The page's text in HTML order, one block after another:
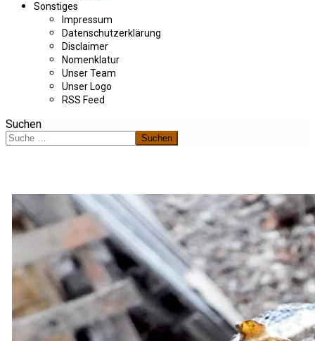
Sonstiges
Impressum
Datenschutzerklärung
Disclaimer
Nomenklatur
Unser Team
Unser Logo
RSS Feed
Suchen
Suchen